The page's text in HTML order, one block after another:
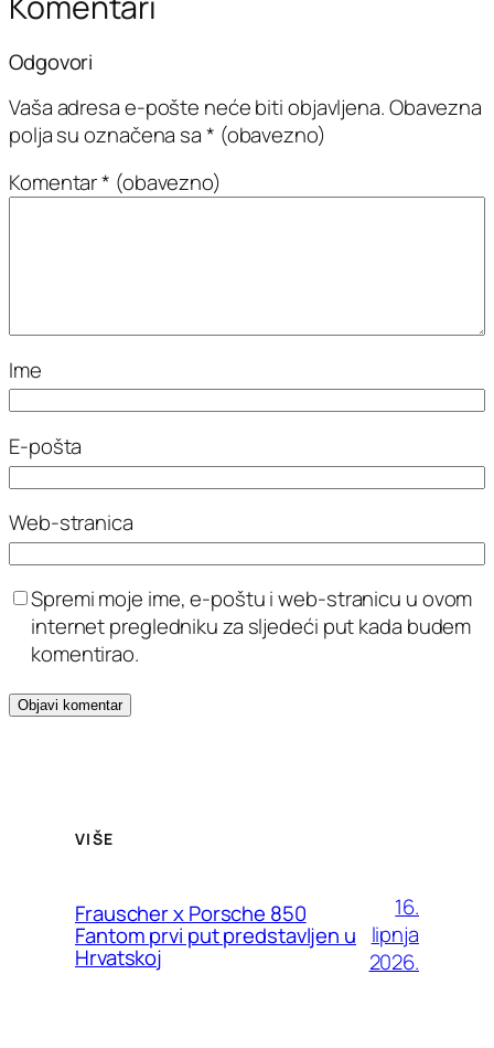
Odgovori
Vaša adresa e-pošte neće biti objavljena.Obavezna
polja su označena sa* (obavezno)
Komentar* (obavezno)
Ime
E-pošta
Web-stranica
Spremi moje ime, e-poštu i web-stranicu u ovom
internet pregledniku za sljedeći put kada budem
komentirao.
VIŠE
Frauscher x Porsche 850
Fantom prvi put predstavljen u
Hrvatskoj
16.
lipnja
2026.